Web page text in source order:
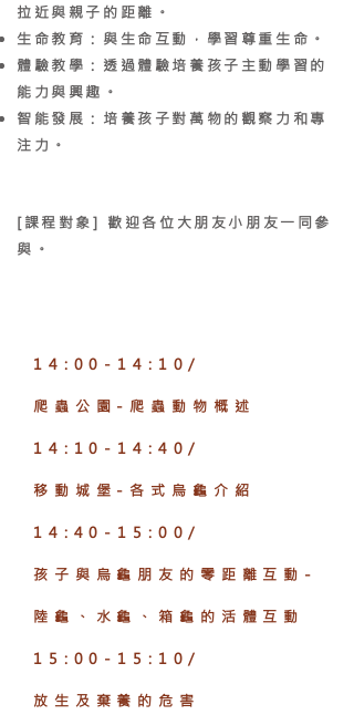
拉近與親子的距離。
生命教育：與生命互動，學習尊重生命。
體驗教學：透過體驗培養孩子主動學習的
能力與興趣。
智能發展：培養孩子對萬物的觀察力和專
注力。
[課程對象] 歡迎各位大朋友小朋友一同參
與。
14:00-14:10/
爬蟲公園-爬蟲動物概述
14:10-14:40/
移動城堡-各式烏龜介紹
14:40-15:00/
孩子與烏龜朋友的零距離互動-
陸龜、水龜、箱龜的活體互動
15:00-15:10/
放生及棄養的危害